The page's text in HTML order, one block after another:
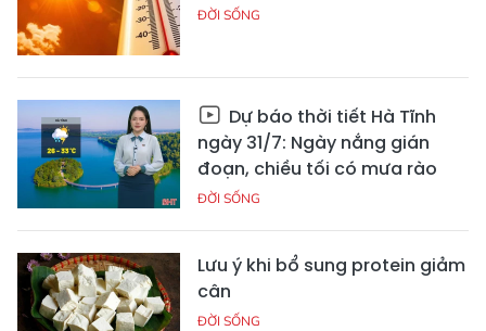
ĐỜI SỐNG
Dự báo thời tiết Hà Tĩnh
ngày 31/7: Ngày nắng gián
đoạn, chiều tối có mưa rào
ĐỜI SỐNG
Lưu ý khi bổ sung protein giảm
cân
ĐỜI SỐNG